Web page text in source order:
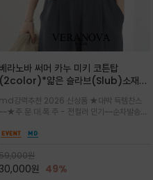
베라노바 써머 카누 미키 코튼탑
(2color)*얇은 슬라브(Slub)소재
하며, 몸에 잘 달라붙지 않아 쾌적
md강력추천 2026 신상품 ★대박 득템찬스
~~★주.문.대.폭.주 - 전컬러 인기~~순차발송중
드롭숄더 핏과 부드러운 라운드넥이 편안하며, 앞
.
원
원 49%